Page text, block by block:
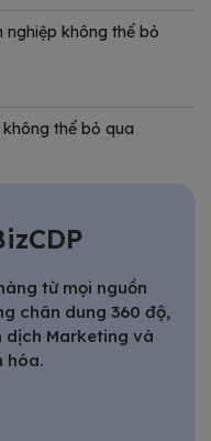
nghiệp không thể bỏ
thể bỏ qua
từ mọi nguồn
chân dung 360 độ,
dịch Marketing và
hóa.